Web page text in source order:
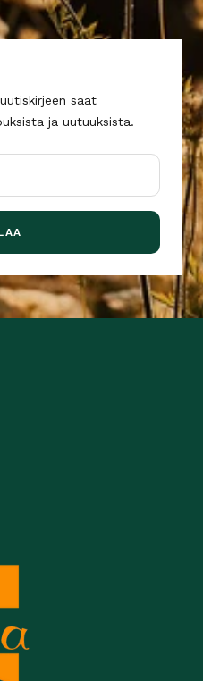
saat
ja uutuuksista.